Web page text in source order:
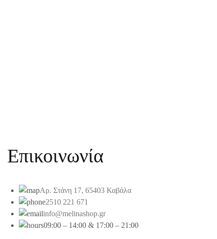
Επικοινωνία
Αρ. Στάνη 17, 65403 Καβάλα
2510 221 671
info@melinashop.gr
09:00 – 14:00 & 17:00 – 21:00